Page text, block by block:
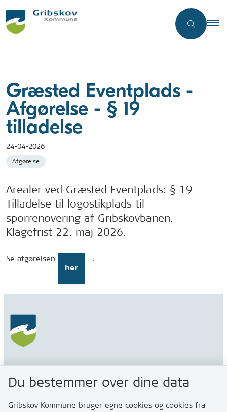
Græsted Eventplads -
Afgørelse - § 19
tilladelse
24-04-2026
Afgørelse
Arealer ved Græsted Eventplads: § 19
Tilladelse til logostikplads til
sporrenovering af Gribskovbanen.
Klagefrist 22. maj 2026.
Se afgørelsen
her
.
3200 Helsinge
Du bestemmer over dine data
Gribskov Kommune bruger egne cookies og cookies fra